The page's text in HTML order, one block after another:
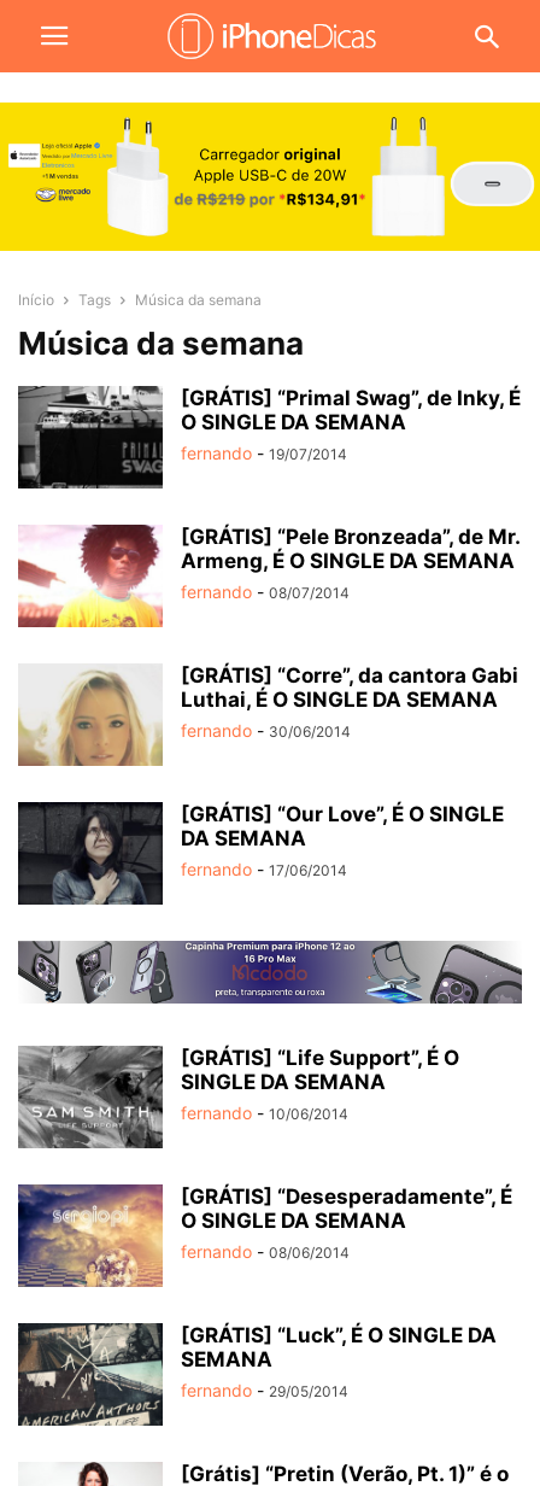
Início Tags Música da semana
Música da semana
[GRÁTIS] “Primal Swag”, de Inky, É
O SINGLE DA SEMANA
fernando - 19/07/2014
[GRÁTIS] “Pele Bronzeada”, de Mr.
Armeng, É O SINGLE DA SEMANA
fernando - 08/07/2014
[GRÁTIS] “Corre”, da cantora Gabi
Luthai, É O SINGLE DA SEMANA
fernando - 30/06/2014
[GRÁTIS] “Our Love”, É O SINGLE
DA SEMANA
fernando - 17/06/2014
[GRÁTIS] “Life Support”, É O
SINGLE DA SEMANA
fernando - 10/06/2014
[GRÁTIS] “Desesperadamente”, É
O SINGLE DA SEMANA
fernando - 08/06/2014
[GRÁTIS] “Luck”, É O SINGLE DA
SEMANA
fernando - 29/05/2014
[Grátis] “Pretin (Verão, Pt. 1)” é o